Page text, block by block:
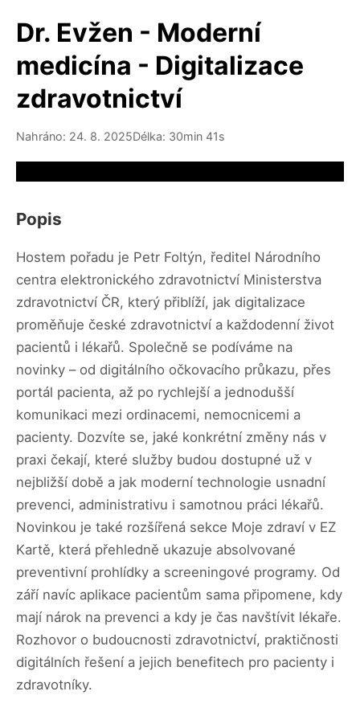
Dr. Evžen - Moderní
medicína - Digitalizace
zdravotnictví
Nahráno: 24. 8. 2025Délka: 30min 41s
Popis
Hostem pořadu je Petr Foltýn, ředitel Národního
centra elektronického zdravotnictví Ministerstva
zdravotnictví ČR, který přiblíží, jak digitalizace
proměňuje české zdravotnictví a každodenní život
pacientů i lékařů. Společně se podíváme na
novinky – od digitálního očkovacího průkazu, přes
portál pacienta, až po rychlejší a jednodušší
komunikaci mezi ordinacemi, nemocnicemi a
pacienty. Dozvíte se, jaké konkrétní změny nás v
praxi čekají, které služby budou dostupné už v
nejbližší době a jak moderní technologie usnadní
prevenci, administrativu i samotnou práci lékařů.
Novinkou je také rozšířená sekce Moje zdraví v EZ
Kartě, která přehledně ukazuje absolvované
preventivní prohlídky a screeningové programy. Od
září navíc aplikace pacientům sama připomene, kdy
mají nárok na prevenci a kdy je čas navštívit lékaře.
Rozhovor o budoucnosti zdravotnictví, praktičnosti
digitálních řešení a jejich benefitech pro pacienty i
zdravotníky.